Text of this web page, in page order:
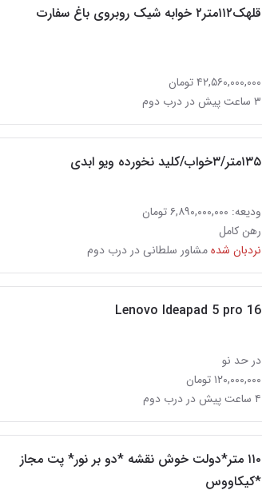
قلهک۱۱۲متر۲ خوابه شیک روبروی باغ سفارت
۴۲,۵۶۰,۰۰۰,۰۰۰ تومان
۳ ساعت پیش در درب دوم
۱۳۵متر/۳خواب/کلید نخورده ویو ابدی
ودیعه: ۶,۸۹۰,۰۰۰,۰۰۰ تومان
رهن کامل
نردبان شدهمشاور سلطانی در درب دوم
Lenovo Ideapad 5 pro 16
در حد نو
۱۲۰,۰۰۰,۰۰۰ تومان
۴ ساعت پیش در درب دوم
۱۱۰ متر*دولت خوش نقشه *دو بر نور* پت مجاز
*کیکاووس